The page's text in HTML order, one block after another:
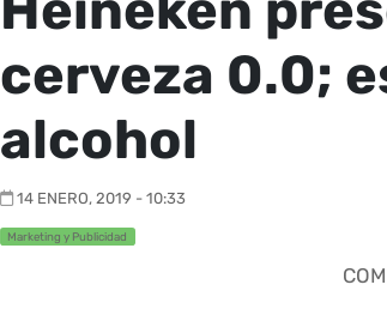
cerveza 0.0;
alcohol
14 ENERO, 2019 - 10:33
Marketing y Publicidad